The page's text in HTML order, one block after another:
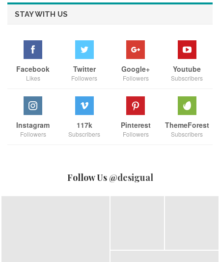
STAY WITH US
Facebook
Likes
Twitter
Followers
Google+
Followers
Youtube
Subscribers
Instagram
Followers
117k
Subscribers
Pinterest
Followers
ThemeForest
Subscribers
Follow Us @desigual